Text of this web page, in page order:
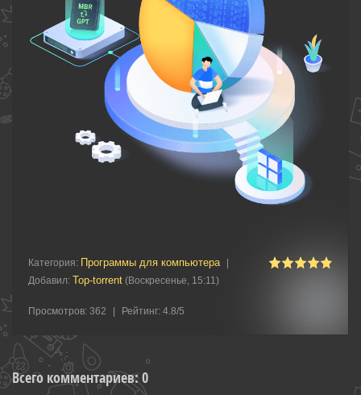
Категория: Программы для компьютера
Добавил: Top-torrent (Воскресенье, 15:11)
Просмотров: 362 Рейтинг: 4.8/5
Всего комментариев:0